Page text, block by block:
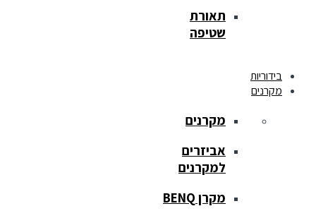
תאורת
שטיפה
בידוריות
מקרנים
מקרנים
אביזרים
למקרנים
מקרן BENQ